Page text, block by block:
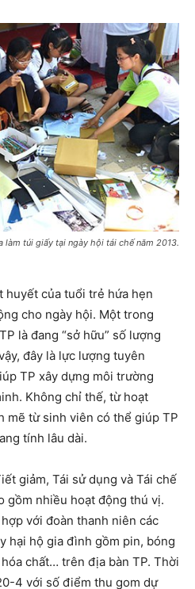
túi giấy tại ngày hội tái chế năm 2013.
huyết của tuổi trẻ hứa hẹn
cho ngày hội. Một trong
là đang “sở hữu” số lượng
đây là lực lượng tuyên
TP xây dựng môi trường
Không chỉ thế, từ hoạt
mẽ từ sinh viên có thể giúp TP
tính lâu dài.
giảm, Tái sử dụng và Tái chế
gồm nhiều hoạt động thú vị.
với đoàn thanh niên các
hại hộ gia đình gồm pin, bóng
chất… trên địa bàn TP. Thời
4 với số điểm thu gom dự